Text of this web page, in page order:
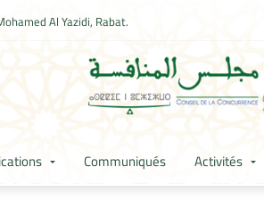
Al Yazidi, Rabat.
Communiqués Activités